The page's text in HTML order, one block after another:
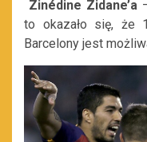
Zinédine Zidane’a–
to okazało się, że
Barcelony jest